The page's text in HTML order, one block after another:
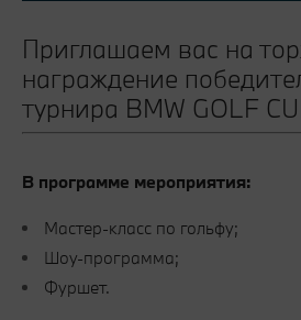
Приглашаем вас на
награждение
турнира BMW GOLF
В программе мероприятия:
Мастер-класс по гольфу;
Шоу-программа;
Фуршет.